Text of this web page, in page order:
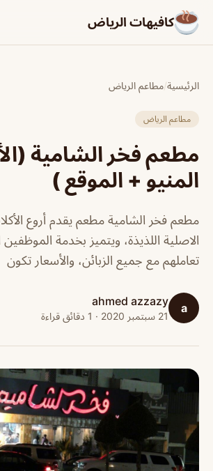
كافيهات الرياض
الرئيسية/مطاعم الرياض
مطاعم الرياض
مطعم فخر الشامية
المنيو + الموقع )
مطعم فخر الشامية مطعم يقدم أروع
الاصلية اللذيذة، ويتميز بخدمة
تعاملهم مع جميع الزبائن، والأسعار تكون
a
ahmed azzazy
21 سبتمبر 2020 · 1 دقائق قراءة